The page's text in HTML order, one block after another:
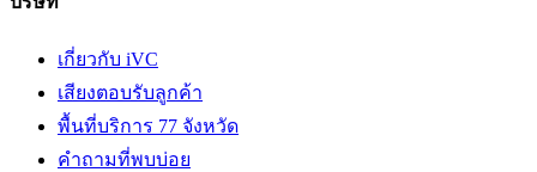
เกี่ยวกับ iVC
เสียงตอบรับลูกค้า
พื้นที่บริการ 77 จังหวัด
คำถามที่พบบ่อย